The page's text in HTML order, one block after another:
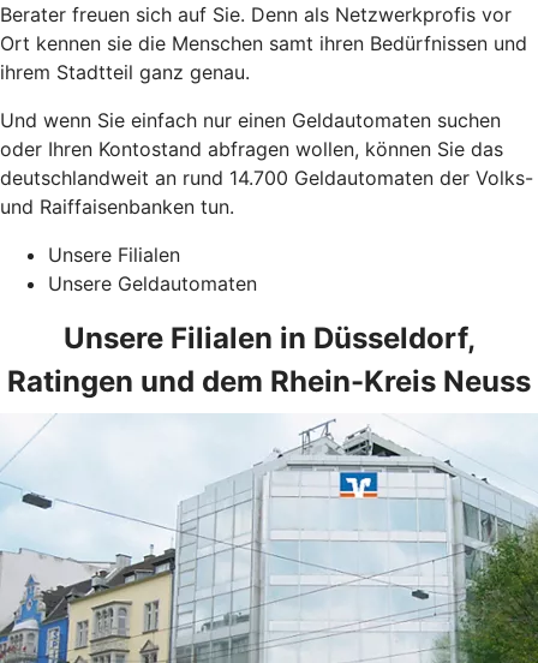
Berater freuen sich auf Sie. Denn als Netzwerkprofis vor
Ort kennen sie die Menschen samt ihren Bedürfnissen und
ihrem Stadtteil ganz genau.
Und wenn Sie einfach nur einen Geldautomaten suchen
oder Ihren Kontostand abfragen wollen, können Sie das
deutschlandweit an rund 14.700 Geldautomaten der Volks-
und Raiffaisenbanken tun.
Unsere Filialen
Unsere Geldautomaten
Unsere Filialen in Düsseldorf,
Ratingen und dem Rhein-Kreis Neuss